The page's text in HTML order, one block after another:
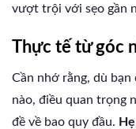
vượt trội với sẹo gần
Thực tế từ góc
Cần nhớ rằng, dù
nào, điều quan trọng
đề về bao quy đầu.